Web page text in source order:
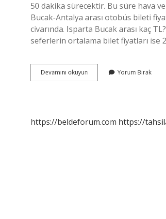
50 dakika sürecektir. Bu süre hava
Bucak-Antalya arası otobüs bileti
civarında. Isparta Bucak arası kaç
seferlerin ortalama bilet fiyatları ise
Devamını okuyun
Denizli
Yorum Bırak
https://beldeforum.com https://